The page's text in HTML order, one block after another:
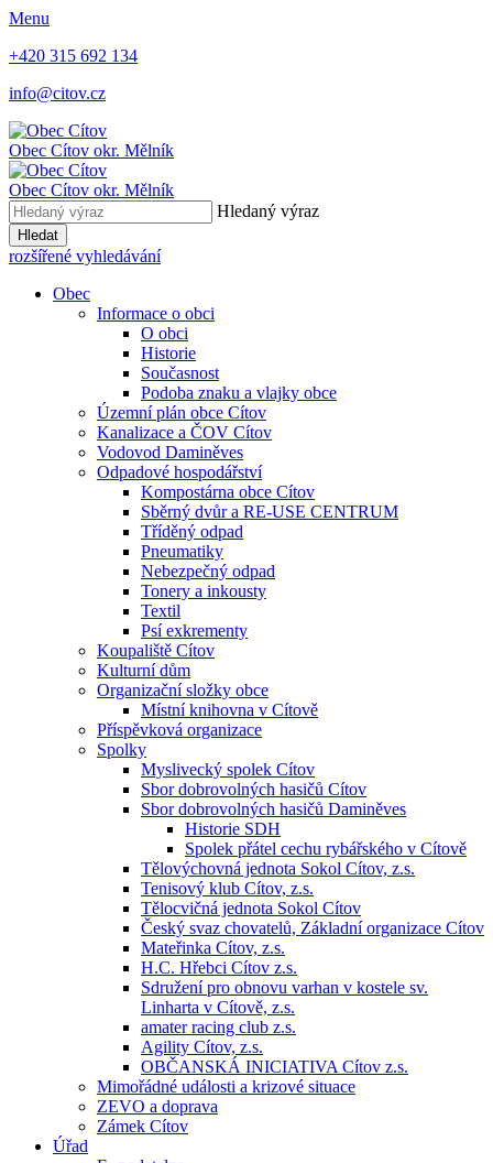
Menu
+420 315 692 134
info@citov.cz
Obec Cítov okr. Mělník
Obec Cítov okr. Mělník
Hledaný výraz
Hledat
rozšířené vyhledávání
Obec
Informace o obci
O obci
Historie
Současnost
Podoba znaku a vlajky obce
Územní plán obce Cítov
Kanalizace a ČOV Cítov
Vodovod Daminěves
Odpadové hospodářství
Kompostárna obce Cítov
Sběrný dvůr a RE-USE CENTRUM
Tříděný odpad
Pneumatiky
Nebezpečný odpad
Tonery a inkousty
Textil
Psí exkrementy
Koupaliště Cítov
Kulturní dům
Organizační složky obce
Místní knihovna v Cítově
Příspěvková organizace
Spolky
Myslivecký spolek Cítov
Sbor dobrovolných hasičů Cítov
Sbor dobrovolných hasičů Daminěves
Historie SDH
Spolek přátel cechu rybářského v Cítově
Tělovýchovná jednota Sokol Cítov, z.s.
Tenisový klub Cítov, z.s.
Tělocvičná jednota Sokol Cítov
Český svaz chovatelů, Základní organizace Cítov
Mateřinka Cítov, z.s.
H.C. Hřebci Cítov z.s.
Sdružení pro obnovu varhan v kostele sv.
Linharta v Cítově, z.s.
amater racing club z.s.
Agility Cítov, z.s.
OBČANSKÁ INICIATIVA Cítov z.s.
Mimořádné události a krizové situace
ZEVO a doprava
Zámek Cítov
Úřad